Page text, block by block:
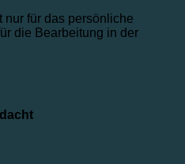
nur für das persönliche
die Bearbeitung in der